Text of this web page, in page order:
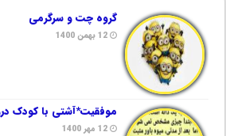
گروه چت و سرگرمی
12 بهمن 1400
موفقیت*آشتی با کودک
12 مهر 1400